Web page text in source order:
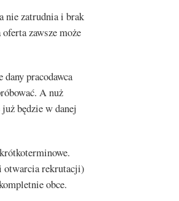
nie zatrudnia i brak
zawsze może
pracodawca
A nuż
będzie w danej
otwarcia rekrutacji)
obce.